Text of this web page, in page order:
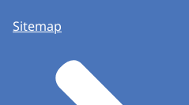
Sitemap